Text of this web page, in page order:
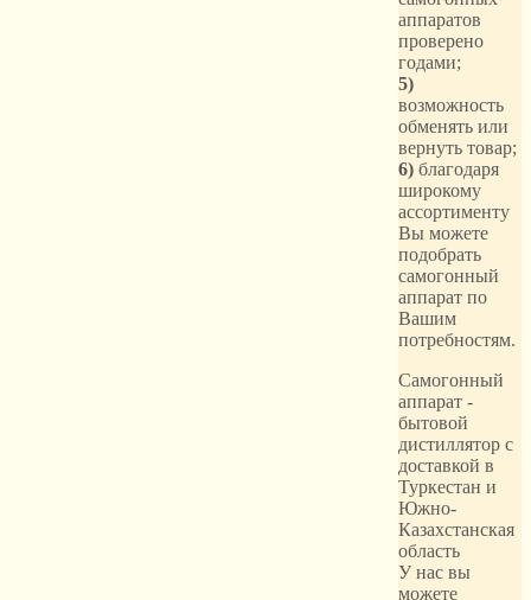
аппаратов
проверено
годами;
5)
возможность
обменять или
вернуть товар;
6) благодаря
широкому
ассортименту
Вы можете
подобрать
самогонный
аппарат по
Вашим
потребностям.
Самогонный
аппарат -
бытовой
дистиллятор с
доставкой в
Туркестан и
Южно-
Казахстанская
область
У нас вы
можете